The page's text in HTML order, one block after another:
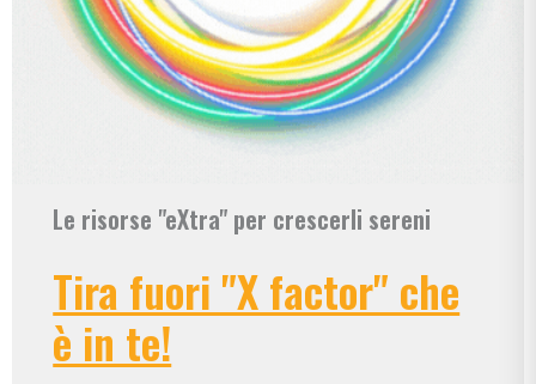
Le risorse "eXtra" per crescerli sereni
Tira fuori "X factor" che
è in te!